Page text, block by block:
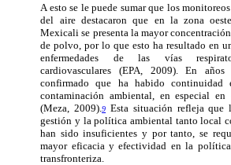
A esto se le puede sumar que los
del aire destacaron que en la zona
Mexicali se presenta la mayor
de polvo, por lo que esto ha resultado en
enfermedades de las vías
cardiovasculares (EPA
2009). En años
confirmado que ha habido
contaminación ambiental, en especial
(Meza, 2009).9 Esta situación refleja que
gestión y la política ambiental tanto local
han sido insuficientes y por tanto, se
mayor eficacia y efectividad en la
transfronteriza.